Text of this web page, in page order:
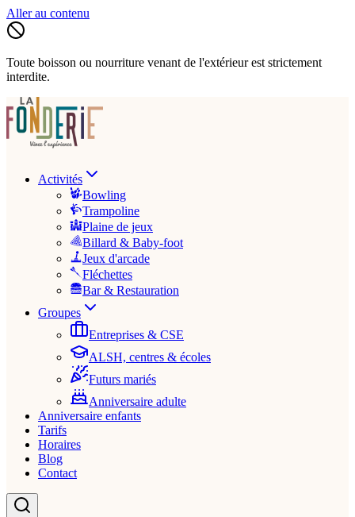
Aller au contenu
Toute boisson ou nourriture venant de l'extérieur est strictement
interdite.
Activités
Bowling
Trampoline
Plaine de jeux
Billard & Baby-foot
Jeux d'arcade
Fléchettes
Bar & Restauration
Groupes
Entreprises & CSE
ALSH, centres & écoles
Futurs mariés
Anniversaire adulte
Anniversaire enfants
Tarifs
Horaires
Blog
Contact